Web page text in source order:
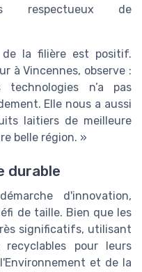
respectueux de
la filière est positif.
à Vincennes, observe :
technologies n’a pas
Elle nous a aussi
laitiers de meilleure
belle région. »
durable
d'innovation,
de taille. Bien que les
significatifs, utilisant
pour leurs
et de la